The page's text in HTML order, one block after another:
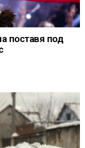
поставя под